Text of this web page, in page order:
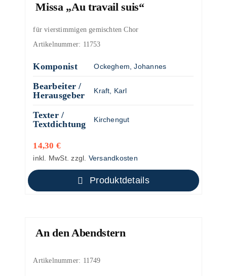
Missa „Au travail suis“
für vierstimmigen gemischten Chor
Artikelnummer: 11753
Komponist Ockeghem, Johannes
Bearbeiter /
Herausgeber
Kraft, Karl
Texter /
Textdichtung
Kirchengut
14,30 €
inkl. MwSt. zzgl. Versandkosten
Produktdetails
An den Abendstern
Artikelnummer: 11749